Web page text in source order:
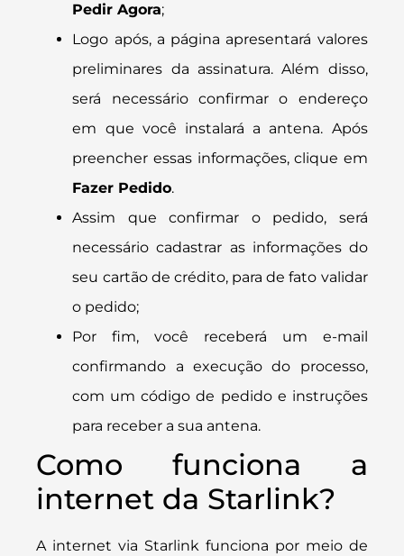
Pedir Agora;
Logo após, a página apresentará valores
preliminares da assinatura. Além disso,
será necessário confirmar o endereço
em que você instalará a antena. Após
preencher essas informações, clique em
Fazer Pedido.
Assim que confirmar o pedido, será
necessário cadastrar as informações do
seu cartão de crédito, para de fato validar
o pedido;
Por fim, você receberá um e-mail
confirmando a execução do processo,
com um código de pedido e instruções
para receber a sua antena.
Como funciona a
internet da Starlink?
A internet via Starlink funciona por meio de